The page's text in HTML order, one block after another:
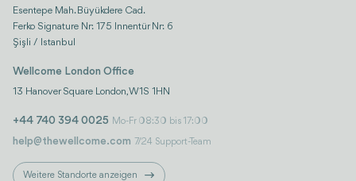
Esentepe Mah. Büyükdere Cad.
Ferko Signature Nr: 175 Innentür Nr: 6
Şişli / Istanbul
Wellcome London Office
13 Hanover Square London, W1S 1HN
+44 740 394 0025 Mo-Fr 08:30 bis 17:00
help@thewellcome.com 7/24 Support-Team
Weitere Standorte anzeigen